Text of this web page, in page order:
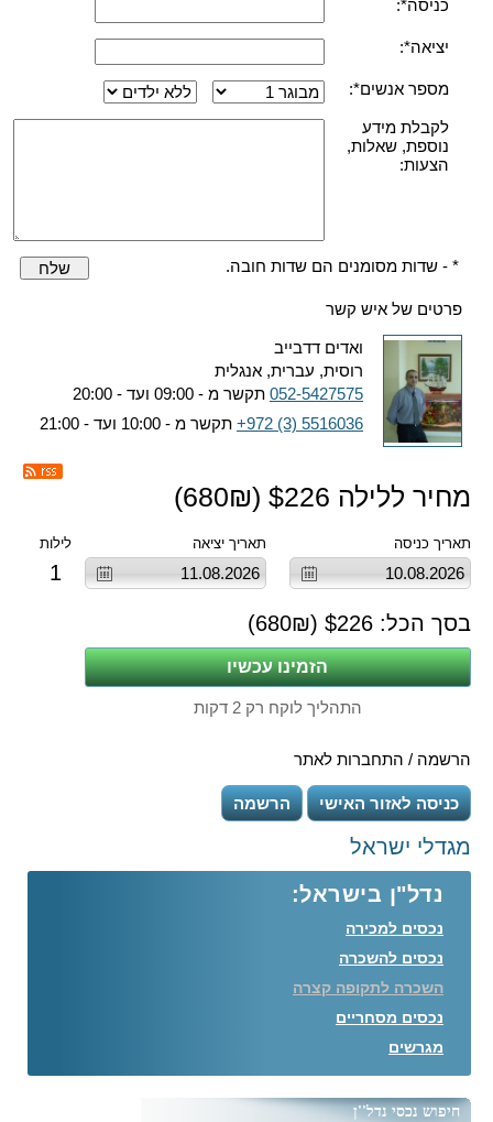
כניסה*:
יציאה*:
מספר אנשים*:
לקבלת מידע
נוספת, שאלות,
הצעות:
* - שדות מסומנים הם שדות חובה. שלח
פרטים של איש קשר
ואדים דדבייב
רוסית, עברית, אנגלית
052-5427575 תקשר מ - 09:00 ועד - 20:00
+972 (3) 5516036 תקשר מ - 10:00 ועד - 21:00
מחיר ללילה $ 226
(
680₪)
תאריך כניסה תאריך יציאה לילות
1
בסך הכל: $ 226
(
680₪)
התהליך לוקח רק 2 דקות
הרשמה / התחברות לאתר
כניסה לאזור האישי הרשמה
מגדלי ישראל
נדל"ן בישראל:
נכסים למכירה
נכסים להשכרה
השכרה לתקופה קצרה
נכסים מסחריים
מגרשים
חיפוש נכסי נדל''ן